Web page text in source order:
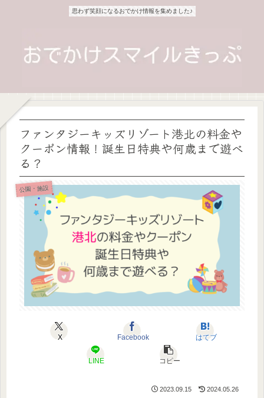
思わず笑顔になるおでかけ情報を集めました♪
ファンタジーキッズリゾート港北の料金や
クーポン情報！誕生日特典や何歳まで遊べ
る？
公園・施設
X Facebook はてブ
LINE コピー
2023.09.15 2024.05.26